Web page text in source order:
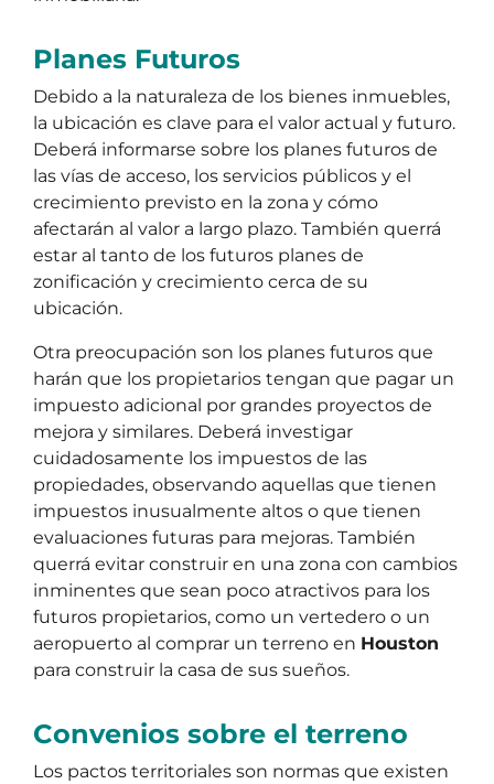
Planes Futuros
Debido a la naturaleza de los bienes inmuebles,
la ubicación es clave para el valor actual y futuro.
Deberá informarse sobre los planes futuros de
las vías de acceso, los servicios públicos y el
crecimiento previsto en la zona y cómo
afectarán al valor a largo plazo. También querrá
estar al tanto de los futuros planes de
zonificación y crecimiento cerca de su
ubicación.
Otra preocupación son los planes futuros que
harán que los propietarios tengan que pagar un
impuesto adicional por grandes proyectos de
mejora y similares. Deberá investigar
cuidadosamente los impuestos de las
propiedades, observando aquellas que tienen
impuestos inusualmente altos o que tienen
evaluaciones futuras para mejoras. También
querrá evitar construir en una zona con cambios
inminentes que sean poco atractivos para los
futuros propietarios, como un vertedero o un
aeropuerto al comprar un terreno en Houston
para construir la casa de sus sueños.
Convenios sobre el terreno
Los pactos territoriales son normas que existen